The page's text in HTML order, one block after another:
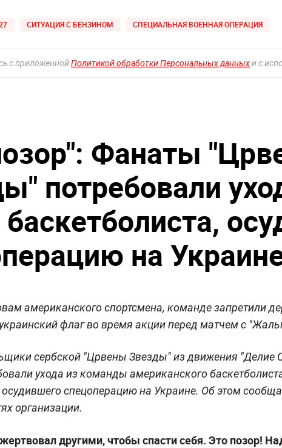
СИТУАЦИЯ С БЕНЗИНОМ СПЕЦИАЛЬНАЯ ВОЕННАЯ ОПЕРАЦИЯ
с приложеннойПолитикой обработки Персональных данныхи с
Фанаты
потребовали
баскетболиста,
на
американского спортсмена, команде запретили
флаг во время акции перед матчем с
сербской "Црвены Звезды" из движения "Делие
ухода из команды американского
осудившего спецоперацию на Украине. Об этом
организации.
другими, чтобы спасти себя. Это позор!